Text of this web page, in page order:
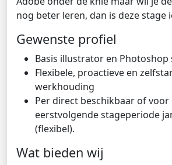
nog beter leren, dan is deze stage
Gewenste profiel
Basis illustrator en Photoshop
Flexibele, proactieve en
werkhouding
Per direct beschikbaar of voor
eerstvolgende stageperiode
(flexibel).
Wat bieden wij